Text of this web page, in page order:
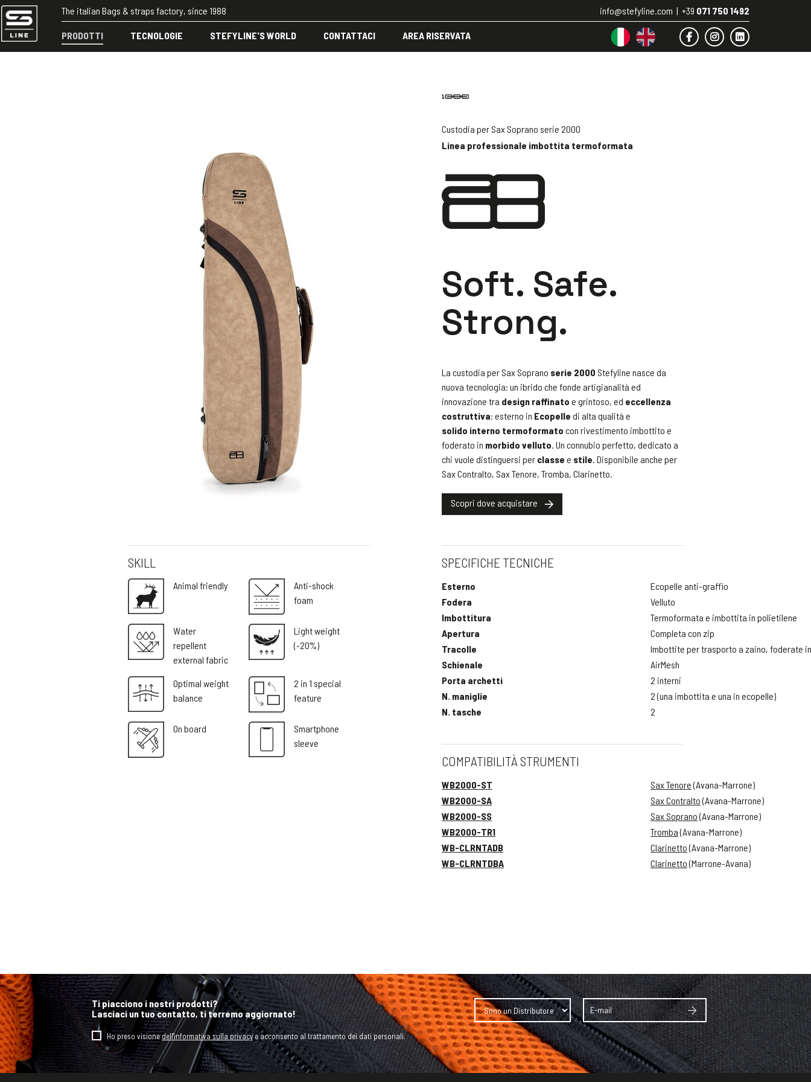
The italian Bags & straps factory, since 1988 info@stefyline.com | +39 071 750 1492
PRODOTTI TECNOLOGIE STEFYLINE'S WORLD CONTATTACI AREA RISERVATA
Custodia per Sax Soprano serie 2000
Linea professionale imbottita termoformata
Soft. Safe.
Strong.
La custodia per Sax Soprano serie 2000 Stefyline nasce da
nuova tecnologia: un ibrido che fonde artigianalità ed
innovazione tra design raffinato e grintoso, ed eccellenza
costruttiva: esterno in Ecopelle di alta qualità e
solido interno termoformato con rivestimento imbottito e
foderato in morbido velluto. Un connubio perfetto, dedicato a
chi vuole distinguersi per classe e stile. Disponibile anche per
Sax Contralto, Sax Tenore, Tromba, Clarinetto.
Scopri dove acquistare
SKILL
Animal friendly
Anti-shock
foam
Water
repellent
external fabric
Light weight
(-20%)
Optimal weight
balance
2 in 1 special
feature
On board
Smartphone
sleeve
SPECIFICHE TECNICHE
Esterno
Ecopelle anti-graffio
Fodera
Velluto
Imbottitura
Termoformata e imbottita in polietilene
Apertura
Completa con zip
Tracolle
Imbottite per trasporto a zaino, foderate
Schienale
AirMesh
Porta archetti
2 interni
N. maniglie
2 (una imbottita e una in ecopelle)
N. tasche
2
COMPATIBILITÀ STRUMENTI
WB2000-ST Sax Tenore(Avana-Marrone)
WB2000-SA
Sax Contralto(Avana-Marrone)
WB2000-SS
Sax Soprano(Avana-Marrone)
WB2000-TR1
Tromba(Avana-Marrone)
WB-CLRNTADB
Clarinetto(Avana-Marrone)
WB-CLRNTDBA
Clarinetto(Marrone-Avana)
Ti piacciono i nostri prodotti?
Lasciaci un tuo contatto, ti terremo aggiornato!
Ho preso visionedell'informativa sulla privacye acconsento al trattamento dei dati personali.